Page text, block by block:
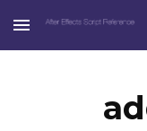
Skip to main content